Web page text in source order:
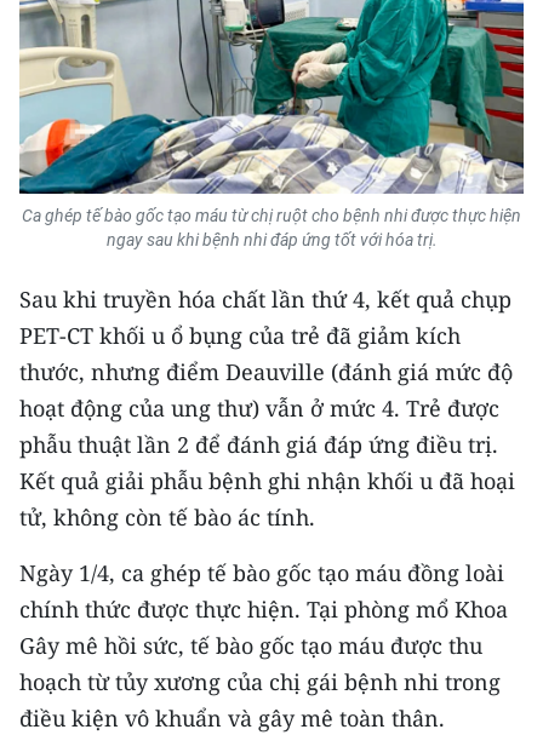
Ca ghép tế bào gốc tạo máu từ chị ruột cho bệnh nhi được thực hiện
ngay sau khi bệnh nhi đáp ứng tốt với hóa trị.
Sau khi truyền hóa chất lần thứ 4, kết quả chụp
PET-CT khối u ổ bụng của trẻ đã giảm kích
thước, nhưng điểm Deauville (đánh giá mức độ
hoạt động của ung thư) vẫn ở mức 4. Trẻ được
phẫu thuật lần 2 để đánh giá đáp ứng điều trị.
Kết quả giải phẫu bệnh ghi nhận khối u đã hoại
tử, không còn tế bào ác tính.
Ngày 1/4, ca ghép tế bào gốc tạo máu đồng loài
chính thức được thực hiện. Tại phòng mổ Khoa
Gây mê hồi sức, tế bào gốc tạo máu được thu
hoạch từ tủy xương của chị gái bệnh nhi trong
điều kiện vô khuẩn và gây mê toàn thân.